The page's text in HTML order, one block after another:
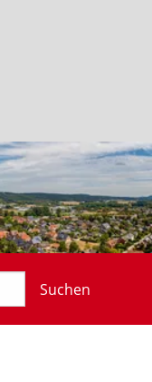
Suchen